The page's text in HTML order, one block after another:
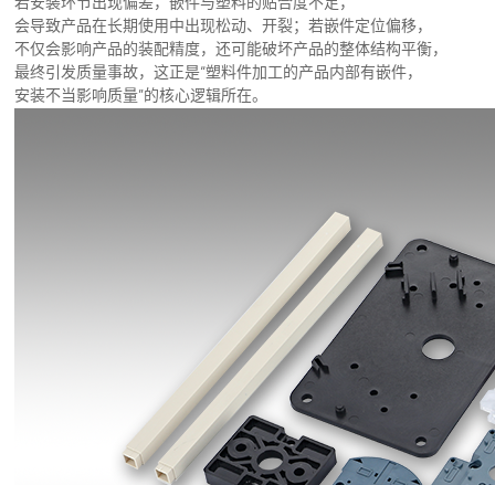
会导致产品在长期使用中出现松动、开裂；若嵌件定位偏移，
不仅会影响产品的装配精度，还可能破坏产品的整体结构平衡，
最终引发质量事故，这正是“塑料件加工的产品内部有嵌件，
安装不当影响质量”的核心逻辑所在。